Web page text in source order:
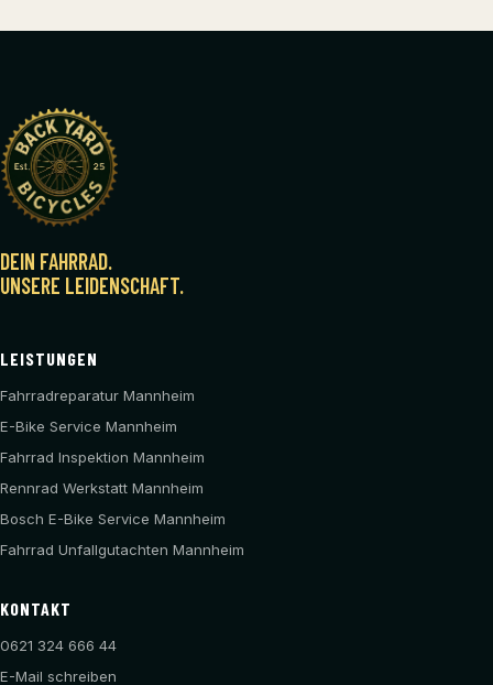
DEIN FAHRRAD.
UNSERE LEIDENSCHAFT.
LEISTUNGEN
Fahrradreparatur Mannheim
E-Bike Service Mannheim
Fahrrad Inspektion Mannheim
Rennrad Werkstatt Mannheim
Bosch E-Bike Service Mannheim
Fahrrad Unfallgutachten Mannheim
KONTAKT
0621 324 666 44
E-Mail schreiben